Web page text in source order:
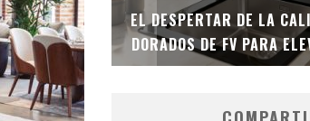
EL DESPERTAR DE LA
DORADOS DE FV PARA